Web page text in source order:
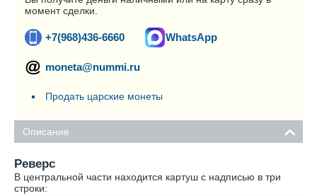
момент сделки.
+7(968)436-6660 WhatsApp
moneta@nummi.ru
Продать царские монеты
Описание
Реверс
В центральной части находится картуш с надписью в три
строки: